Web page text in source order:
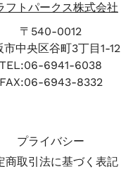
フトパークス株式会社
〒540-0012
市中央区谷町3丁目1-12
TEL:06-6941-6038
FAX:06-6943-8332
プライバシー
商取引法に基づく表記